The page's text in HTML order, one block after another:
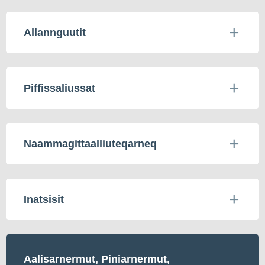
Allannguutit
Piffissaliussat
Naammagittaalliuteqarneq
Inatsisit
Aalisarnermut, Piniarnermut,